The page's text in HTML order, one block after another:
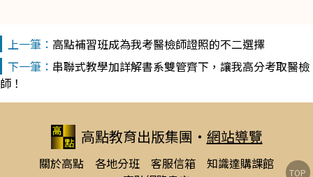
高點補習班成為我考醫檢師證照的不二選擇
串聯式教學加詳解書系雙管齊下，讓我高分考取醫檢
師！
高點教育出版集團 ‧ 網站導覽
關於高點 各地分班 客服信箱
知識達購課館
TOP